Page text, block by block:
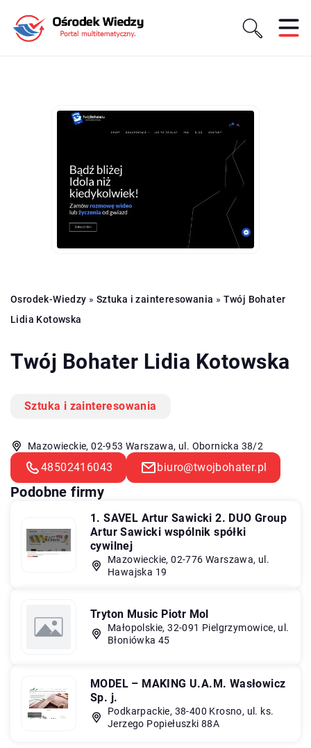
Osrodek-Wiedzy » Sztuka i zainteresowania » Twój Bohater
Lidia Kotowska
Twój Bohater Lidia Kotowska
Sztuka i zainteresowania
Mazowieckie, 02-953 Warszawa, ul. Obornicka 38/2
48502416043 biuro@twojbohater.pl
Podobne firmy
1. SAVEL Artur Sawicki 2. DUO Group
Artur Sawicki wspólnik spółki
cywilnej
Mazowieckie, 02-776 Warszawa, ul.
Hawajska 19
Tryton Music Piotr Mol
Małopolskie, 32-091 Pielgrzymowice, ul.
Błoniówka 45
MODEL – MAKING U.A.M. Wasłowicz
Sp. j.
Podkarpackie, 38-400 Krosno, ul. ks.
Jerzego Popiełuszki 88A